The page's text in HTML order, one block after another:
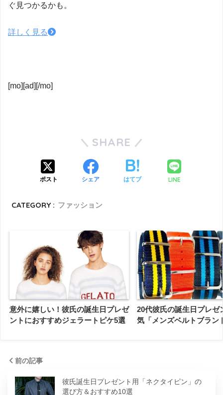
ぐ見つかるかも。
詳しく見る
[mo][ad][/mo]
SHARE
ポスト シェア はてブ LINE
CATEGORY : ファッション
意外に嬉しい！彼氏の誕生日プレゼ
ントにおすすめジェラートピケ5選
20代彼氏の誕生日プレゼ
気「メンズベルトブラン
前の記事
彼氏誕生日プレゼント用「ネクタイピン」の
選び方＆おすすめ10選